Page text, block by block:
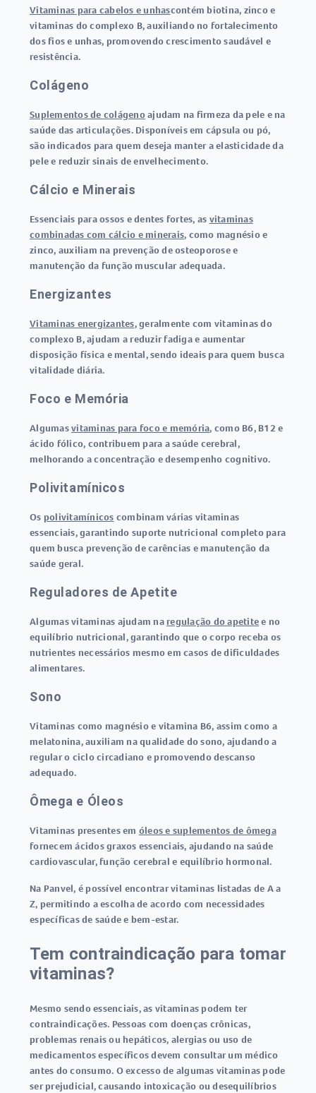
Vitaminas para cabelos e unhascontém biotina, zinco e
vitaminas do complexo B, auxiliando no fortalecimento
dos fios e unhas, promovendo crescimento saudável e
resistência.
Colágeno
Suplementos de colágenoajudam na firmeza da pele e na
saúde das articulações. Disponíveis em cápsula ou pó,
são indicados para quem deseja manter a elasticidade da
pele e reduzir sinais de envelhecimento.
Cálcio e Minerais
Essenciais para ossos e dentes fortes, as vitaminas
combinadas com cálcio e minerais, como magnésio e
zinco, auxiliam na prevenção de osteoporose e
manutenção da função muscular adequada.
Energizantes
Vitaminas energizantes, geralmente com vitaminas do
complexo B, ajudam a reduzir fadiga e aumentar
disposição física e mental, sendo ideais para quem busca
vitalidade diária.
Foco e Memória
Algumasvitaminas para foco e memória, como B6, B12 e
ácido fólico, contribuem para a saúde cerebral,
melhorando a concentração e desempenho cognitivo.
Polivitamínicos
Os polivitamínicos combinam várias vitaminas
essenciais, garantindo suporte nutricional completo para
quem busca prevenção de carências e manutenção da
saúde geral.
Reguladores de Apetite
Algumas vitaminas ajudam na regulação do apetitee no
equilíbrio nutricional, garantindo que o corpo receba os
nutrientes necessários mesmo em casos de dificuldades
alimentares.
Sono
Vitaminas como magnésio e vitamina B6, assim como a
melatonina, auxiliam na qualidade do sono, ajudando a
regular o ciclo circadiano e promovendo descanso
adequado.
Ômega e Óleos
Vitaminas presentes em óleos e suplementos de ômega
fornecem ácidos graxos essenciais, ajudando na saúde
cardiovascular, função cerebral e equilíbrio hormonal.
Na Panvel, é possível encontrar vitaminas listadas de A a
Z, permitindo a escolha de acordo com necessidades
específicas de saúde e bem-estar.
Tem contraindicação para tomar
vitaminas?
Mesmo sendo essenciais, as vitaminas podem ter
contraindicações. Pessoas com doenças crônicas,
problemas renais ou hepáticos, alergias ou uso de
medicamentos específicos devem consultar um médico
antes do consumo. O excesso de algumas vitaminas pode
ser prejudicial, causando intoxicação ou desequilíbrios